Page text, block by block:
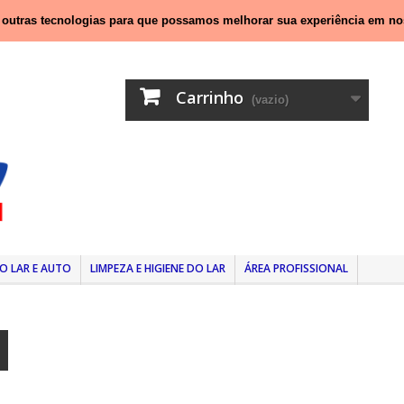
móvel)
Carrinho (vazio)
LAR E AUTO LIMPEZA E HIGIENE DO LAR ÁREA PROFISSIONAL
tecnologias para que possamos melhorar sua experiência em